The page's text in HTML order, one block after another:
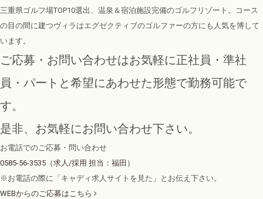
三重県ゴルフ場TOP10選出、温泉＆宿泊施設完備のゴルフリゾート。コース
の目の間に建つヴィラはエグゼクティブのゴルファーの方にも人気を博して
います。
ご応募・お問い合わせはお気軽に正社員・準社
員・パートと希望にあわせた形態で勤務可能で
す。
是非、お気軽にお問い合わせ下さい。
お電話でのご応募・問い合わせ
0585-56-3535 （求人/採用 担当：福田）
※お電話の際に「キャディ求人サイトを見た」とお伝え下さい。
WEBからのご応募はこちら